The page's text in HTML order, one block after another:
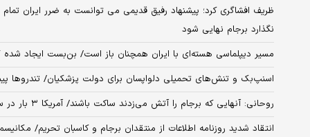
ظریف افشاگری کرد؛ پیشنهاد رفیق قدیمی می توانست به ضرر ایران
نگذارد برجام نهایی شود
مسیر دیپلماسی هسته‌ای با ایران همچنان باز است/ بن‌بست ایجاد
اسنپ‌بک و تنش‌های تحمیلی دلواپسان برای دولت پزشکیان/ تندروها
روحانی: آنهایی که برجام را آتش می‌زدند ساکت باشند/ آمریکا ۳ بار در سازمان ملل مقابل ایران شکست خورد+ فیلم
انتقاد شدید روزنامه اطلاعات از منتقدان برجام و کاسبان تحریم/